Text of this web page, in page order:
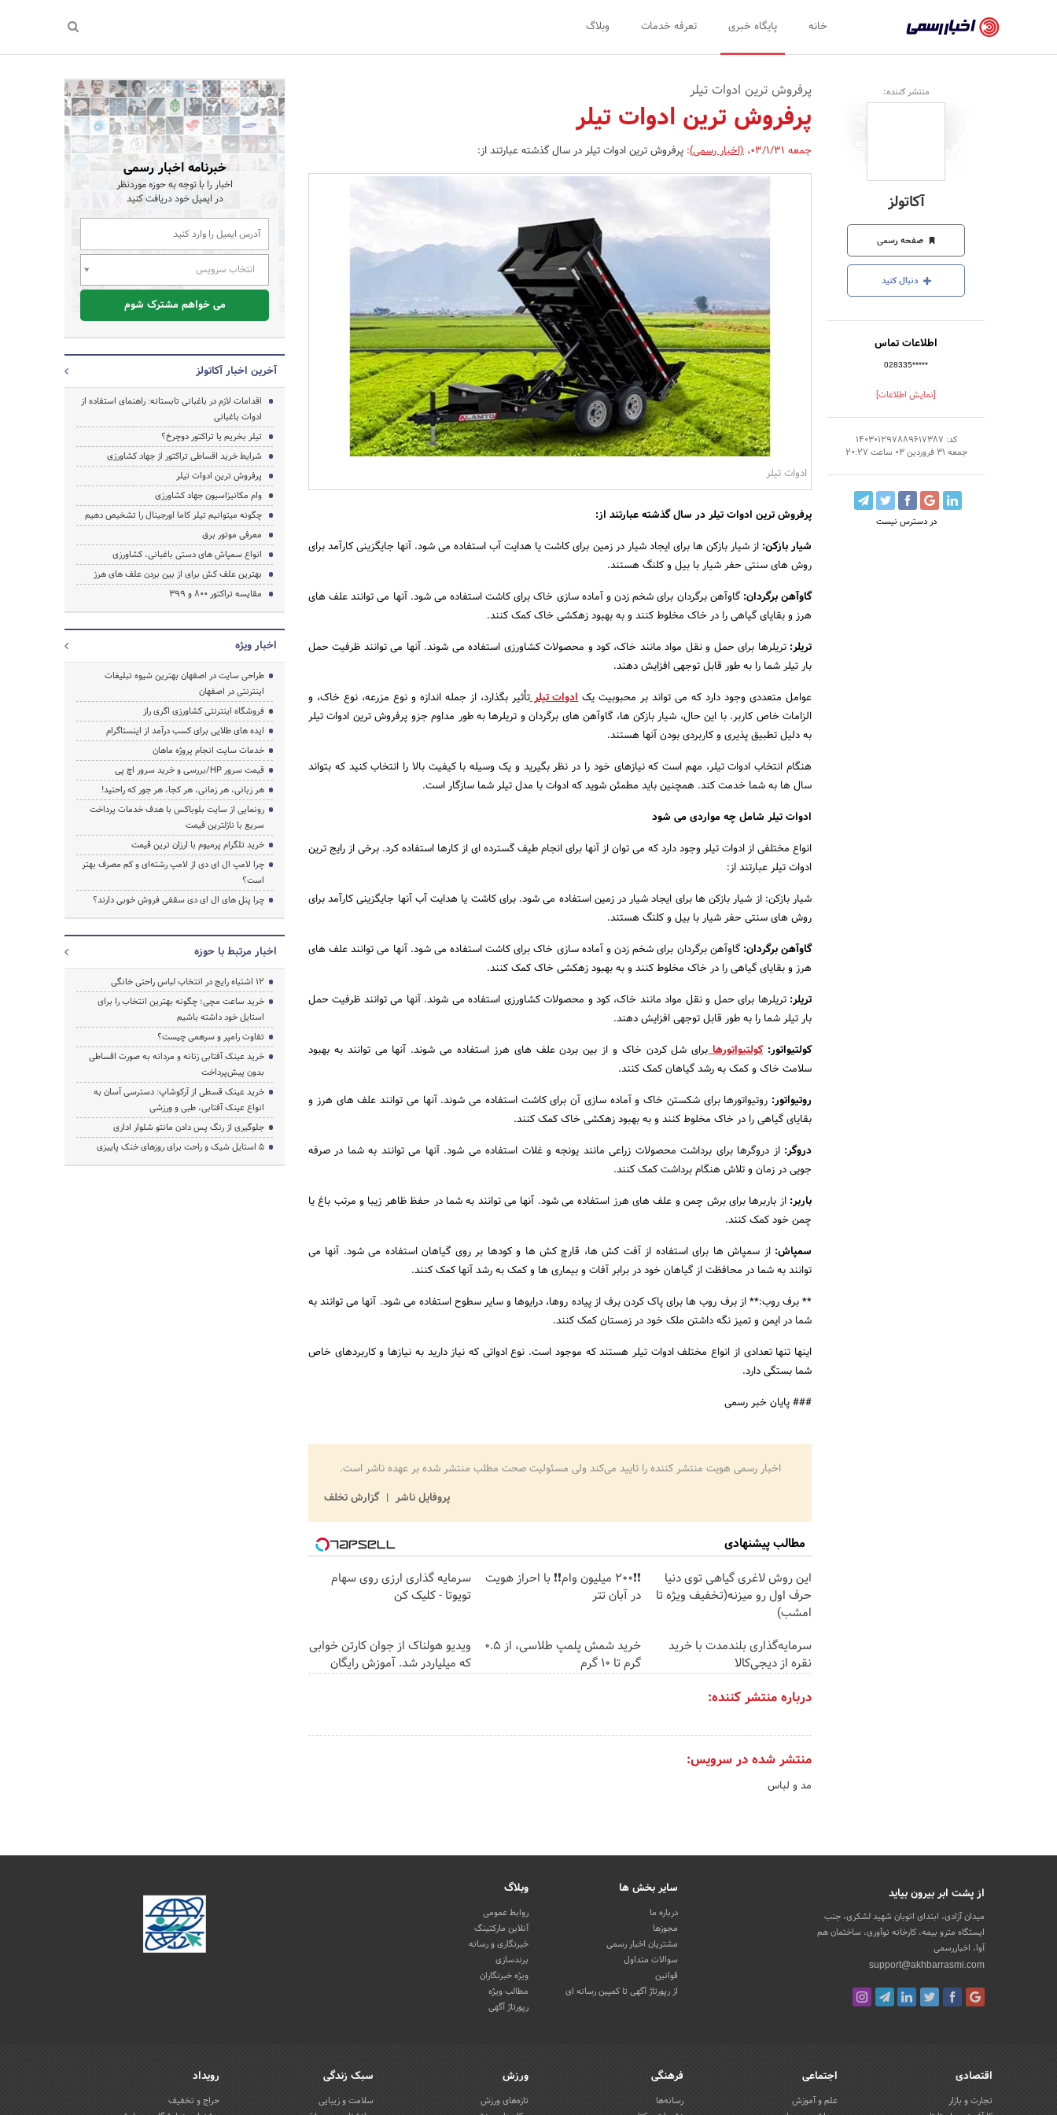
رسمی
-
اخبار
شرکت‌ها،
سازمان‌ها
و
روابط
عمومی‌ها
خانه پایگاه خبری تعرفه خدمات وبلاگ
منتشر کننده:
آکاتولز
صفحه رسمی
دنبال کنید
اطلاعات تماس
028335*****
[نمایش اطلاعات]
کد: 140301297889617387
جمعه 31 فروردین 03 ساعت 20:27
در دسترس نیست
پرفروش ترین ادوات تیلر
پرفروش ترین ادوات تیلر
جمعه 03/1/31 ، (اخبار رسمی): پرفروش ترین ادوات تیلر در سال گذشته عبارتند از:
ادوات تیلر
پرفروش ترین ادوات تیلر در سال گذشته عبارتند از:
شیار بازکن: از شیار بازکن ها برای ایجاد شیار در زمین برای کاشت یا هدایت آب استفاده می شود. آنها جایگزینی کارآمد برای
روش های سنتی حفر شیار با بیل و کلنگ هستند.
گاوآهن برگردان:گاوآهن برگردان برای شخم زدن و آماده سازی خاک برای کاشت استفاده می شود. آنها می توانند علف های
هرز و بقایای گیاهی را در خاک مخلوط کنند و به بهبود زهکشی خاک کمک کنند.
تریلر: تریلرها برای حمل و نقل مواد مانند خاک، کود و محصولات کشاورزی استفاده می شوند. آنها می توانند ظرفیت حمل
بار تیلر شما را به طور قابل توجهی افزایش دهند.
عوامل متعددی وجود دارد که می تواند بر محبوبیت یکادوات تیلرتأثیر بگذارد، از جمله اندازه و نوع مزرعه، نوع خاک، و
الزامات خاص کاربر. با این حال، شیار بازکن ها، گاوآهن های برگردان و تریلرها به طور مداوم جزو پرفروش ترین ادوات تیلر
به دلیل تطبیق پذیری و کاربردی بودن آنها هستند.
هنگام انتخاب ادوات تیلر، مهم است که نیازهای خود را در نظر بگیرید و یک وسیله با کیفیت بالا را انتخاب کنید که بتواند
سال ها به شما خدمت کند. همچنین باید مطمئن شوید که ادوات با مدل تیلر شما سازگار است.
ادوات تیلر شامل چه مواردی می شود
انواع مختلفی از ادوات تیلر وجود دارد که می توان از آنها برای انجام طیف گسترده ای از کارها استفاده کرد. برخی از رایج ترین
ادوات تیلر عبارتند از:
شیار بازکن: از شیار بازکن ها برای ایجاد شیار در زمین استفاده می شود. برای کاشت یا هدایت آب آنها جایگزینی کارآمد برای
روش های سنتی حفر شیار با بیل و کلنگ هستند.
گاوآهن برگردان: گاوآهن برگردان برای شخم زدن و آماده سازی خاک برای کاشت استفاده می شود. آنها می توانند علف های
هرز و بقایای گیاهی را در خاک مخلوط کنند و به بهبود زهکشی خاک کمک کنند.
تریلر: تریلرها برای حمل و نقل مواد مانند خاک، کود و محصولات کشاورزی استفاده می شوند. آنها می توانند ظرفیت حمل
بار تیلر شما را به طور قابل توجهی افزایش دهند.
کولتیواتور: کولتیواتورهابرای شل کردن خاک و از بین بردن علف های هرز استفاده می شوند. آنها می توانند به بهبود
سلامت خاک و کمک به رشد گیاهان کمک کنند.
روتیواتور: روتیواتورها برای شکستن خاک و آماده سازی آن برای کاشت استفاده می شوند. آنها می توانند علف های هرز و
بقایای گیاهی را در خاک مخلوط کنند و به بهبود زهکشی خاک کمک کنند.
دروگر:از دروگرها برای برداشت محصولات زراعی مانند یونجه و غلات استفاده می شود. آنها می توانند به شما در صرفه
جویی در زمان و تلاش هنگام برداشت کمک کنند.
باربر: از باربرها برای برش چمن و علف های هرز استفاده می شود. آنها می توانند به شما در حفظ ظاهر زیبا و مرتب باغ یا
چمن خود کمک کنند.
سمپاش: از سمپاش ها برای استفاده از آفت کش ها، قارچ کش ها و کودها بر روی گیاهان استفاده می شود. آنها می
توانند به شما در محافظت از گیاهان خود در برابر آفات و بیماری ها و کمک به رشد آنها کمک کنند.
** برف روب:** از برف روب ها برای پاک کردن برف از پیاده روها، درایوها و سایر سطوح استفاده می شود. آنها می توانند به
شما در ایمن و تمیز نگه داشتن ملک خود در زمستان کمک کنند.
اینها تنها تعدادی از انواع مختلف ادوات تیلر هستند که موجود است. نوع ادواتی که نیاز دارید به نیازها و کاربردهای خاص
شما بستگی دارد.
### پایان خبر رسمی
اخبار رسمی هویت منتشر کننده را تایید می‌کند ولی مسئولیت صحت مطلب منتشر شده بر عهده ناشر است.
پروفایل ناشر
گزارش تخلف
مطالب پیشنهادی
این روش لاغری گیاهی توی دنیا
حرف اول رو میزنه(تخفیف ویژه تا
امشب)
❗❗200 میلیون وام❗❗ با احراز هویت
در آبان تتر
سرمایه گذاری ارزی روی سهام
تویوتا - کلیک کن
سرمایه‌گذاری بلندمدت با خرید
نقره از دیجی‌کالا
خرید شمش پلمپ طلاسی، از ۰.۵
گرم تا ۱۰ گرم
ویدیو هولناک از جوان کارتن خوابی
که میلیاردر شد. آموزش رایگان
درباره منتشر کننده:
منتشر شده در سرویس:
مد و لباس
خبرنامه اخبار رسمی
اخبار را با توجه به حوزه موردنظر
در ایمیل خود دریافت کنید
انتخاب سرویس
می خواهم مشترک شوم
آخرین اخبار آکاتولز
اقدامات لازم در باغبانی تابستانه: راهنمای استفاده از
ادوات باغبانی
تیلر بخریم یا تراکتور دوچرخ؟
شرایط خرید اقساطی تراکتور از جهاد کشاورزی
پرفروش ترین ادوات تیلر
وام مکانیزاسیون جهاد کشاورزی
چگونه میتوانیم تیلر کاما اورجینال را تشخیص دهیم
معرفی موتور برق
انواع سمپاش های دستی باغبانی، کشاورزی
بهترین علف کش برای از بین بردن علف های هرز
مقایسه تراکتور 800 و 399
اخبار ویژه
طراحی سایت در اصفهان بهترین شیوه تبلیغات
اینترنتی در اصفهان
فروشگاه اینترنتی کشاورزی اگری راز
ایده های طلایی برای کسب درآمد از اینستاگرام
خدمات سایت انجام پروژه ماهان
قیمت سرور HP/بررسی و خرید سرور اچ پی
هر زبانی، هر زمانی، هر کجا، هر جور که راحتید!
رونمایی از سایت بلوباکس با هدف خدمات پرداخت
سریع با نازلترین قیمت
خرید تلگرام پرمیوم با ارزان ترین قیمت
چرا لامپ ال ای دی از لامپ رشته‌ای و کم مصرف بهتر
است؟
چرا پنل های ال ای دی سقفی فروش خوبی دارند؟
اخبار مرتبط با حوزه
۱۲ اشتباه رایج در انتخاب لباس راحتی خانگی
خرید ساعت مچی؛ چگونه بهترین انتخاب را برای
استایل خود داشته باشیم
تفاوت رامپر و سرهمی چیست؟
خرید عینک آفتابی زنانه و مردانه به صورت اقساطی
بدون پیش‌پرداخت
خرید عینک قسطی از آرکوشاپ: دسترسی آسان به
انواع عینک آفتابی، طبی و ورزشی
جلوگیری از رنگ پس دادن مانتو شلوار اداری
۵ استایل شیک و راحت برای روزهای خنک پاییزی
از پشت ابر بیرون بیاید
میدان آزادی، ابتدای اتوبان شهید لشکری، جنب
ایستگاه مترو بیمه، کارخانه نوآوری، ساختمان هم
آوا، اخباررسمی
support@akhbarrasmi.com
سایر بخش ها
درباره ما
مجوزها
مشتریان اخبار رسمی
سوالات متداول
قوانین
از رپورتاژ آگهی تا کمپین رسانه ای
وبلاگ
روابط عمومی
آنلاین مارکتینگ
خبرنگاری و رسانه
برندسازی
ویژه خبرنگاران
مطالب ویژه
رپورتاژ آگهی
اقتصادی
تجارت و بازار
اجتماعی
علم و آموزش
فرهنگی
رسانه‌ها
ورزش
تازه‌های ورزش
سبک زندگی
سلامت و زیبایی
رویداد
حراج و تخفیف